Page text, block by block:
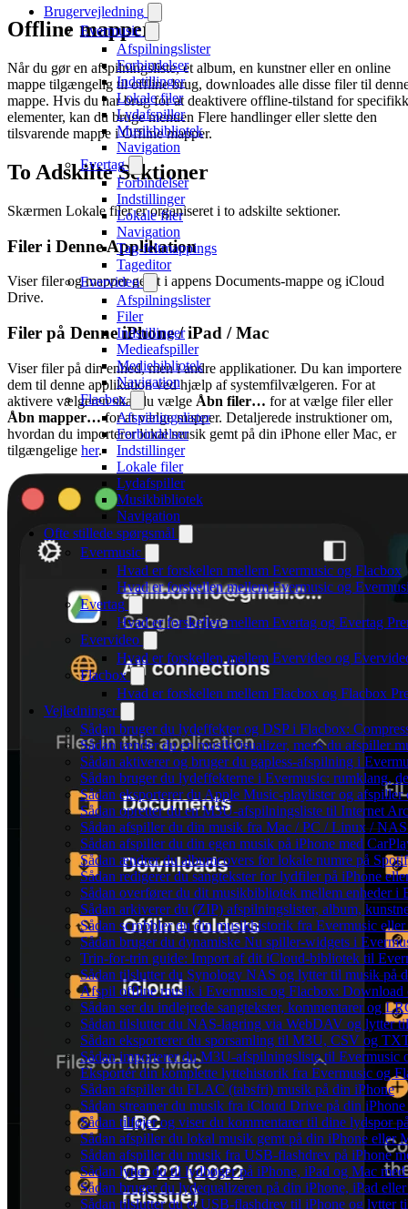
Brugervejledning
Evermusic
Afspilningslister
Forbindelser
Indstillinger
Lokale filer
Lydafspiller
Musikbibliotek
Navigation
Evertag
Forbindelser
Indstillinger
Lokale filer
Navigation
Tag-feltmappings
Tageditor
Evervideo
Afspilningslister
Filer
Indstillinger
Medieafspiller
Mediebibliotek
Navigation
Flacbox
Afspilningslister
Forbindelser
Indstillinger
Lokale filer
Lydafspiller
Musikbibliotek
Navigation
Ofte stillede spørgsmål
Evermusic
Hvad er forskellen mellem Evermusic og Flacbox
Hvad er forskellen mellem Evermusic og
Evertag
Hvad er forskellen mellem Evertag og Evertag
Evervideo
Hvad er forskellen mellem Evervideo og
Flacbox
Hvad er forskellen mellem Flacbox og Flacbox
Vejledninger
Sådan bruger du lydeffekter og DSP i Flacbox:
Sådan tænder du en musikvisualizer, mens du afspiller
Sådan aktiverer og bruger du gapless-afspilning i
Sådan bruger du lydeffekterne i Evermusic: rumklang,
Sådan eksporterer du Apple Music-playlister og
Sådan opretter du en M3U-afspilningsliste til Internet
Sådan afspiller du din musik fra Mac / PC / Linux /
Sådan afspiller du din egen musik på iPhone med
Sådan ændrer du albumcovers for lokale numre på
Sådan redigerer du sangtekster for lydfiler på iPhone
Sådan overfører du dit musikbibliotek mellem enheder i
Sådan arkiverer du (ZIP) afspilningslister, album,
Sådan scrobbler du din musikhistorik fra Evermusic
Sådan bruger du dynamiske Nu spiller-widgets i
Trin-for-trin guide: Import af dit iCloud-bibliotek til
Sådan tilslutter du Synology NAS og lytter til musik på
Afspil offline musik i Evermusic og Flacbox:
Sådan ser du indlejrede sangtekster, kommentarer og
Sådan tilslutter du NAS-lagring via WebDAV og lytter
Sådan eksporterer du sporsamling til M3U, CSV og
Sådan importerer du M3U-afspilningsliste til Evermusic
Eksportér din komplette lyttehistorik fra Evermusic og
Sådan afspiller du FLAC (tabsfri) musik på din iPhone
Sådan streamer du musik fra iCloud Drive på din
Sådan tilføjer og viser du kommentarer til dine lydspor
Sådan afspiller du lokal musik gemt på din iPhone eller
Sådan afspiller du musik fra USB-flashdrev på iPhone
Sådan lytter du til lydbøger på iPhone, iPad og Mac
Sådan bruger du lydequalizeren på din iPhone, iPad
Sådan tilslutter du et USB-flashdrev til iPhone og lytter
Offline mapper
Når du gør en afspilningsliste, et album, en kunstner eller en online
mappe tilgængelig til offline brug, downloades alle disse filer til
mappe. Hvis du har brug for at deaktivere offline-tilstand for
elementer, kan du bruge menuen Flere handlinger eller slette den
tilsvarende mappe i Offline mapper.
To Adskilte Sektioner
Skærmen Lokale filer er organiseret i to adskilte sektioner.
Filer i Denne Applikation
Viser filer og mapper gemt i appens Documents-mappe og iCloud
Drive.
Filer på Denne iPhone / iPad / Mac
Viser filer på din enhed, men i andre applikationer. Du kan importere
dem til denne applikation ved hjælp af systemfilvælgeren. For at
aktivere vælgeren skal du vælge Åbn filer… for at vælge filer eller
Åbn mapper…for at vælge mapper. Detaljerede instruktioner om,
hvordan du importerer lokal musik gemt på din iPhone eller Mac, er
tilgængelige her.